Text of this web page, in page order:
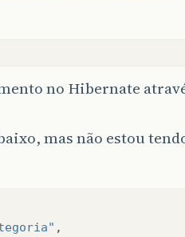
no Hibernate
mas não estou
,